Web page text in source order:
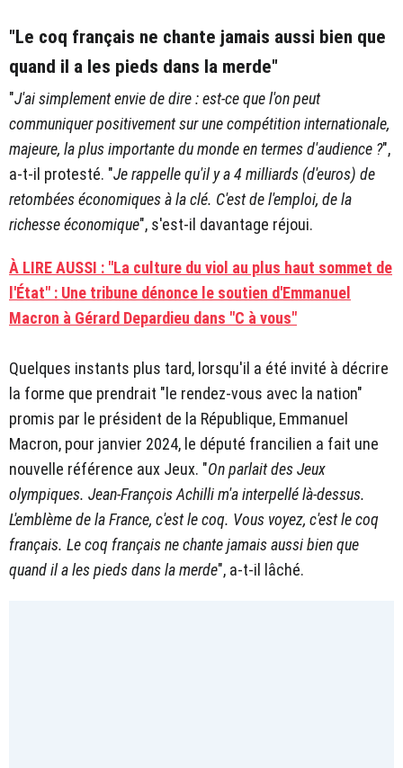
"Le coq français ne chante jamais aussi bien que
quand il a les pieds dans la merde"
"J'ai simplement envie de dire : est-ce que l'on peut
communiquer positivement sur une compétition internationale,
majeure, la plus importante du monde en termes d'audience ?",
a-t-il protesté. "Je rappelle qu'il y a 4 milliards (d'euros) de
retombées économiques à la clé. C'est de l'emploi, de la
richesse économique", s'est-il davantage réjoui.
À LIRE AUSSI : "La culture du viol au plus haut sommet de
l'État" : Une tribune dénonce le soutien d'Emmanuel
Macron à Gérard Depardieu dans "C à vous"
Quelques instants plus tard, lorsqu'il a été invité à décrire
la forme que prendrait "le rendez-vous avec la nation"
promis par le président de la République, Emmanuel
Macron, pour janvier 2024, le député francilien a fait une
nouvelle référence aux Jeux. "On parlait des Jeux
olympiques. Jean-François Achilli m'a interpellé là-dessus.
L'emblème de la France, c'est le coq. Vous voyez, c'est le coq
français. Le coq français ne chante jamais aussi bien que
quand il a les pieds dans la merde", a-t-il lâché.